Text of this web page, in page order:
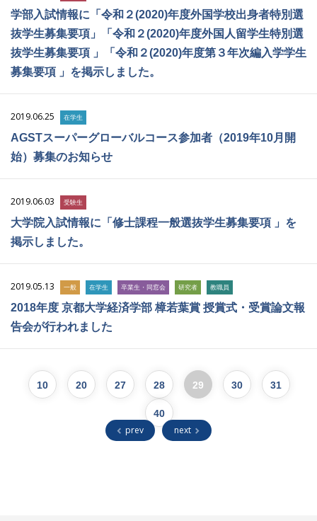
学部入試情報に「令和２(2020)年度外国学校出身者特別選
抜学生募集要項」「令和２(2020)年度外国人留学生特別選
抜学生募集要項 」「令和２(2020)年度第３年次編入学学生
募集要項 」を掲示しました。
2019.06.25 在学生
AGSTスーパーグローバルコース参加者（2019年10月開
始）募集のお知らせ
2019.06.03 受験生
大学院入試情報に「修士課程一般選抜学生募集要項 」を
掲示しました。
2019.05.13 一般 在学生 卒業生・同窓会 研究者 教職員
2018年度 京都大学経済学部 樟若葉賞 授賞式・受賞論文報
告会が行われました
prev
10 20 27 28 29 30 31
40
next